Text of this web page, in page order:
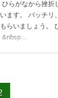
ひらがなから挫折
います。 バッチリ
らいましょう。
&nbsp…